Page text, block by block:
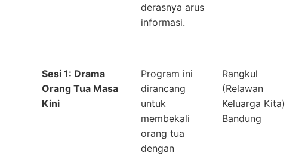
derasnya arus
informasi.
Sesi 1: Drama
Orang Tua Masa
Kini
Program ini
dirancang
untuk
membekali
orang tua
dengan
Rangkul
(Relawan
Keluarga Kita)
Bandung